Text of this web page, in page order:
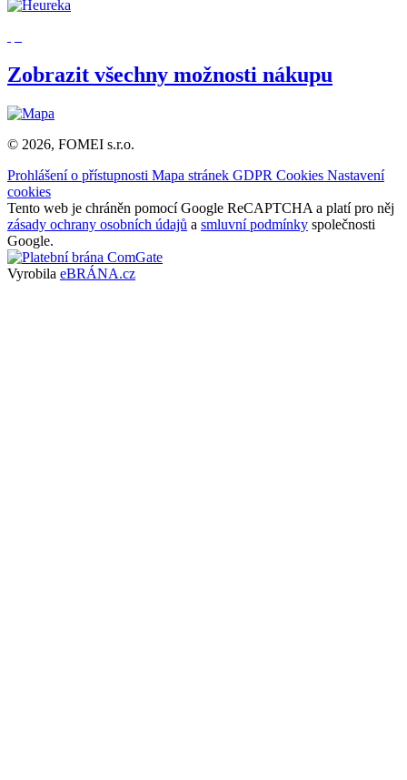
Zobrazit všechny možnosti nákupu
© 2026, FOMEI s.r.o.
Prohlášení o přístupnosti Mapa stránek GDPR Cookies Nastavení
cookies
Tento web je chráněn pomocí Google ReCAPTCHA a platí pro něj
zásady ochrany osobních údajů a smluvní podmínky společnosti
Google.
Vyrobila eBRÁNA.cz